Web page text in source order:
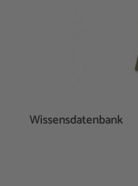
Wissensdatenbank